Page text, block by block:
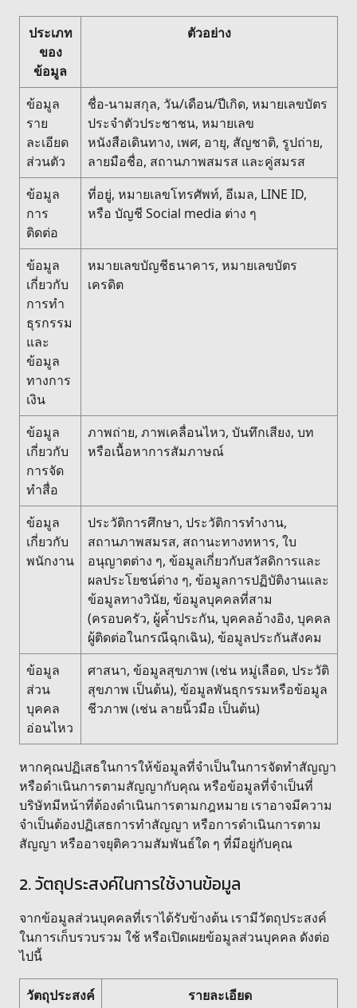
ประเภท
ของ
ข้อมูล
ตัวอย่าง
ข้อมูล
ราย
ละเอียด
ส่วนตัว
ชื่อ-นามสกุล, วัน/เดือน/ปีเกิด, หมายเลขบัตร
ประจำตัวประชาชน, หมายเลข
หนังสือเดินทาง, เพศ, อายุ, สัญชาติ, รูปถ่าย,
ลายมือชื่อ, สถานภาพสมรส และคู่สมรส
ข้อมูล
การ
ติดต่อ
ที่อยู่, หมายเลขโทรศัพท์, อีเมล, LINE ID,
หรือ บัญชี Social media ต่าง ๆ
ข้อมูล
เกี่ยวกับ
การทำ
ธุรกรรม
และ
ข้อมูล
ทางการ
เงิน
หมายเลขบัญชีธนาคาร, หมายเลขบัตร
เครดิต
ข้อมูล
เกี่ยวกับ
การจัด
ทำสื่อ
ภาพถ่าย, ภาพเคลื่อนไหว, บันทึกเสียง, บท
หรือเนื้อหาการสัมภาษณ์
ข้อมูล
เกี่ยวกับ
พนักงาน
ประวัติการศึกษา, ประวัติการทำงาน,
สถานภาพสมรส, สถานะทางทหาร, ใบ
อนุญาตต่าง ๆ, ข้อมูลเกี่ยวกับสวัสดิการและ
ผลประโยชน์ต่าง ๆ, ข้อมูลการปฏิบัติงานและ
ข้อมูลทางวินัย, ข้อมูลบุคคลที่สาม
(ครอบครัว, ผู้ค้ำประกัน, บุคคลอ้างอิง, บุคคล
ผู้ติดต่อในกรณีฉุกเฉิน), ข้อมูลประกันสังคม
ข้อมูล
ส่วน
บุคคล
อ่อนไหว
ศาสนา, ข้อมูลสุขภาพ (เช่น หมู่เลือด, ประวัติ
สุขภาพ เป็นต้น), ข้อมูลพันธุกรรมหรือข้อมูล
ชีวภาพ (เช่น ลายนิ้วมือ เป็นต้น)
หากคุณปฏิเสธในการให้ข้อมูลที่จำเป็นในการจัดทำสัญญา
หรือดำเนินการตามสัญญากับคุณ หรือข้อมูลที่จำเป็นที่
บริษัทมีหน้าที่ต้องดำเนินการตามกฎหมาย เราอาจมีความ
จำเป็นต้องปฏิเสธการทำสัญญา หรือการดำเนินการตาม
สัญญา หรืออาจยุติความสัมพันธ์ใด ๆ ที่มีอยู่กับคุณ
2. วัตถุประสงค์ในการใช้งานข้อมูล
จากข้อมูลส่วนบุคคลที่เราได้รับข้างต้น เรามีวัตถุประสงค์
ในการเก็บรวบรวม ใช้ หรือเปิดเผยข้อมูลส่วนบุคคล ดังต่อ
ไปนี้
วัตถุประสงค์ รายละเอียด